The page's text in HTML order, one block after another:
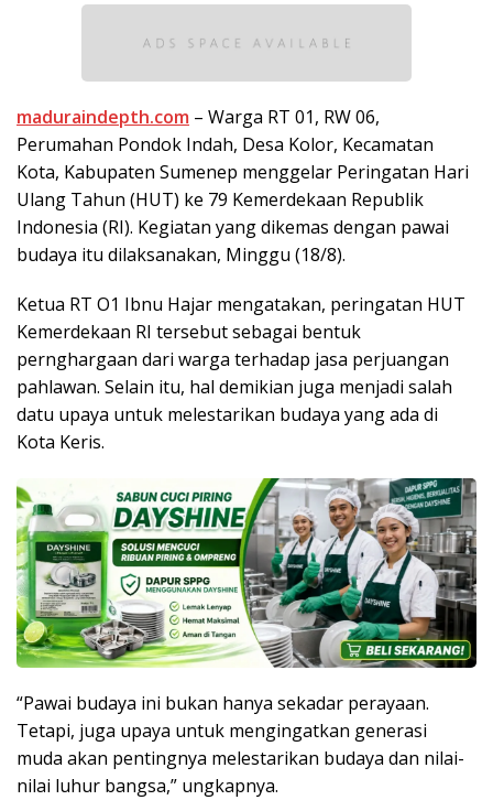
maduraindepth.com – Warga RT 01, RW 06,
Perumahan Pondok Indah, Desa Kolor, Kecamatan
Kota, Kabupaten Sumenep menggelar Peringatan Hari
Ulang Tahun (HUT) ke 79 Kemerdekaan Republik
Indonesia (RI). Kegiatan yang dikemas dengan pawai
budaya itu dilaksanakan, Minggu (18/8).
Ketua RT O1 Ibnu Hajar mengatakan, peringatan HUT
Kemerdekaan RI tersebut sebagai bentuk
pernghargaan dari warga terhadap jasa perjuangan
pahlawan. Selain itu, hal demikian juga menjadi salah
datu upaya untuk melestarikan budaya yang ada di
Kota Keris.
“Pawai budaya ini bukan hanya sekadar perayaan.
Tetapi, juga upaya untuk mengingatkan generasi
muda akan pentingnya melestarikan budaya dan nilai-
nilai luhur bangsa,” ungkapnya.